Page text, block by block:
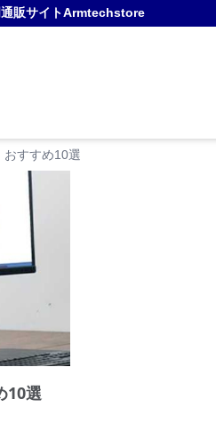
販サイトArmtechstore
おすすめ10選
10選